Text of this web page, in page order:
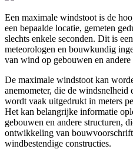
Een maximale windstoot is de
een bepaalde locatie, gemeten
slechts enkele seconden. Dit is
meteorologen en bouwkundig
van wind op gebouwen en
De maximale windstoot kan
anemometer, die de
wordt vaak uitgedrukt in meters
Het kan belangrijke informatie
gebouwen en andere structuren,
ontwikkeling van
windbestendige constructies.